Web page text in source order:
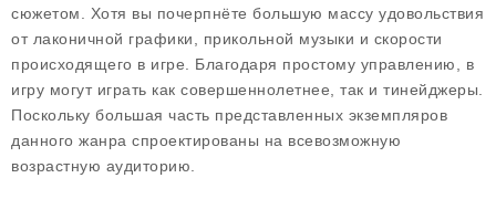
сюжетом. Хотя вы почерпнёте большую массу удовольствия
от лаконичной графики, прикольной музыки и скорости
происходящего в игре. Благодаря простому управлению, в
игру могут играть как совершеннолетнее, так и тинейджеры.
Поскольку большая часть представленных экземпляров
данного жанра спроектированы на всевозможную
возрастную аудиторию.